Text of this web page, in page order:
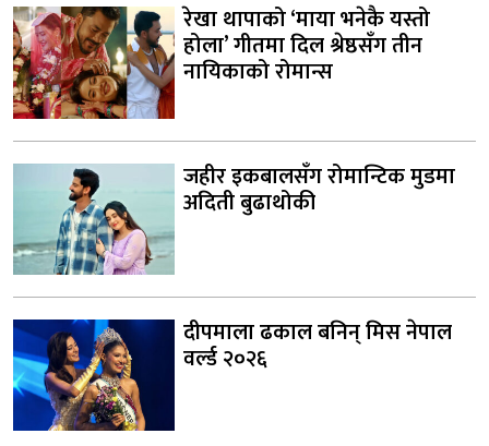
रेखा थापाको ‘माया भनेकै यस्तो
होला’ गीतमा दिल श्रेष्ठसँग तीन
नायिकाको रोमान्स
जहीर इकबालसँग रोमान्टिक मुडमा
अदिती बुढाथोकी
दीपमाला ढकाल बनिन् मिस नेपाल
वर्ल्ड २०२६